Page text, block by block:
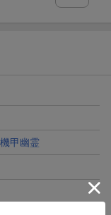
円OFFクーポン
甲幽霊